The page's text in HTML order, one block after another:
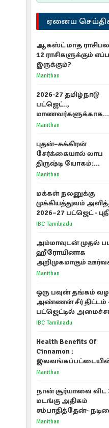
ஏனைய
ஆகஸ்ட் மாத
12 ராசிகளுக்கும்
இருக்கும்?
Manithan
2026-27 தமிழ்நாடு
பட்ஜெட்..,
மாணவர்களுக்காக
வெளியான முக்கிய
Manithan
புதன்–சுக்கிரன்
சேர்க்கையால் லாப
திருஷ்டி யோகம்:
அதிர்ஷ்டம் பெறும்
Manithan
மக்கள் நலனுக்கு
முக்கியத்துவம்
2026–27 பட்ஜெட் -
நலத்திட்டங்கள்
IBC Tamilnadu
அம்மாவுடன் முதல்
ஹீரோயினாக
அறிமுகமாகும்
மகள் தேஜலட்சுமி!
Manithan
ஒரு பவுன் தங்கம்
அண்ணன் சீர் திட்டம்
பட்ஜெட்டில்
மரிய வில்சன்
IBC Tamilnadu
Health Benefits Of
Cinnamon :
மருத்துவ
நன்மைகளும்!
Manithan
நான் சூர்யாவை விட
மடங்கு அதிகம்
சம்பாதித்தேன்-
ஜோதிகா
Manithan